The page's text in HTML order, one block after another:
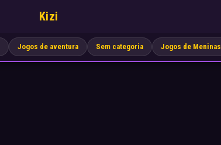
Kizi
Jogos de aventura Sem categoria Jogos de Meninas